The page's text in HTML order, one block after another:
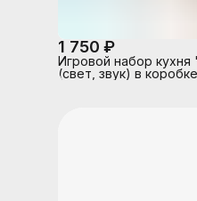
1 750 ₽
Игровой набор
(свет, звук) в коробке